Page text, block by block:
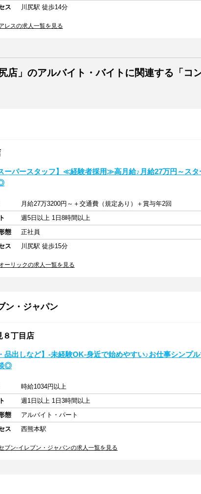
ス
川尻駅 徒歩14分
レスの求人一覧を見る
店」のアルバイト・バイトに関連する「コ
ーパースタッフ】≪経験者採用≫高月給♪月給27万円～ス
月給27万3200円～＋交通費（規定あり）＋賞与年2回
週5日以上 1日8時間以上
態
正社員
ス
川尻駅 徒歩15分
ーリックの求人一覧を見る
ン・ジャパン
８丁目店
品出しなど】-未経験OK-身近で始めやすい♪お仕事シンプ
◎
時給1034円以上
週1日以上 1日3時間以上
態
アルバイト・パート
ス
西熊本駅
ブン-イレブン・ジャパンの求人一覧を見る